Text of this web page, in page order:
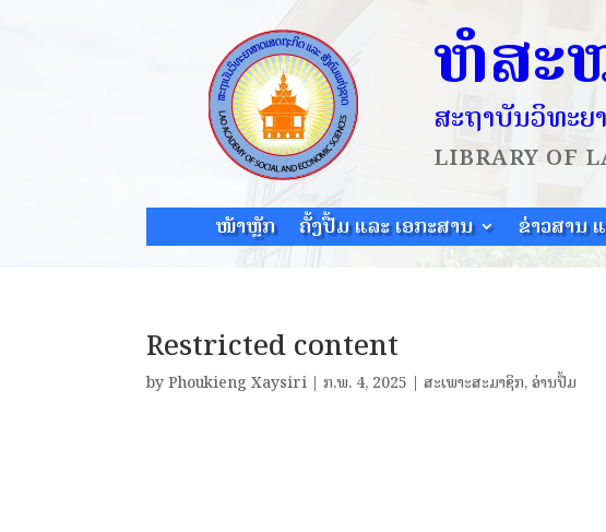
ຫໍສະ
ສະຖາບັນວິທະຍ
LIBRARY OF
ໜ້າຫຼັກ ຄັ້ງປື້ມ ແລະ ເອກະສານ ຂ່າວສານ
Restricted content
byPhoukieng Xaysiri |ກ.ພ. 4, 2025 |ສະເພາະສະມາຊິກ,ອ່ານປຶ້ມ